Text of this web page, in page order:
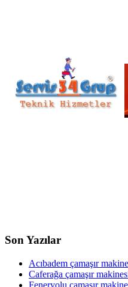
Son Yazılar
Acıbadem çamaşır
Caferağa çamaşır
Feneryolu çamaşır